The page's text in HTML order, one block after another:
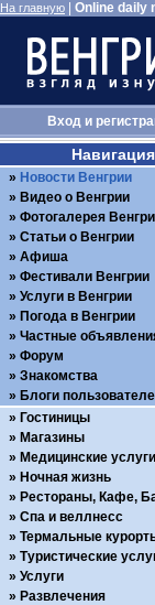
На главную Online daily
Входи
Навигация
Новости Венгрии
Видео о Венгрии
Фотогалерея
Статьи о Венгрии
Афиша
Фестивали Венгрии
Услуги в Венгрии
Погода в Венгрии
Частные
Форум
Знакомства
Блоги
Гостиницы
Магазины
Медицинские услуги
Ночная жизнь
Рестораны, Кафе,
Спа и веллнесс
Термальные
Туристические
Услуги
Развлечения